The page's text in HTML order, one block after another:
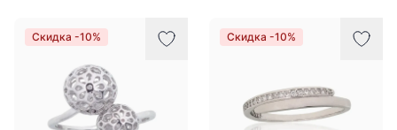
Скидка -10% Скидка -10%